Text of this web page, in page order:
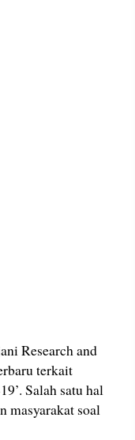
Research and
terkait
Salah satu hal
masyarakat soal